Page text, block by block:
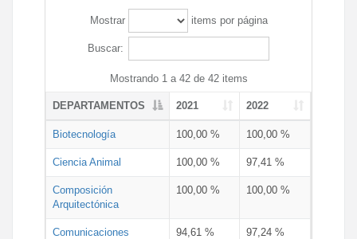
Mostrar items por página
Buscar:
Mostrando 1 a 42 de 42 items
DEPARTAMENTOS 2021 2022
Biotecnología 100,00 % 100,00 %
Ciencia Animal 100,00 % 97,41 %
Composición
Arquitectónica
100,00 % 100,00 %
Comunicaciones 94,61 % 97,24 %